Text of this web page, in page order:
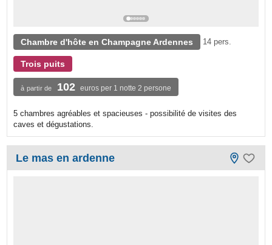
Chambre d'hôte en Champagne Ardennes 14 pers.
Trois puits
à partir de 102 euros per 1 notte 2 persone
5 chambres agréables et spacieuses - possibilité de visites des
caves et dégustations.
Le mas en ardenne